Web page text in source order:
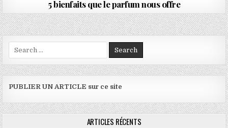
5 bienfaits que le parfum nous offre
Search for:
PUBLIER UN ARTICLE sur ce site
ARTICLES RÉCENTS